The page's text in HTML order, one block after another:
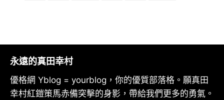
永遠的真田幸村
優格網 Yblog = yourblog，你的優質部落格。願真田
幸村紅鎧策馬赤備突擊的身影，帶給我們更多的勇氣。